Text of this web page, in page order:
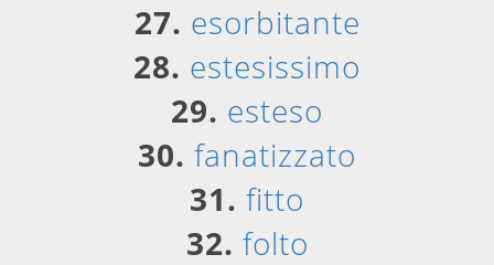
27. esorbitante
28. estesissimo
29. esteso
30. fanatizzato
31. fitto
32. folto